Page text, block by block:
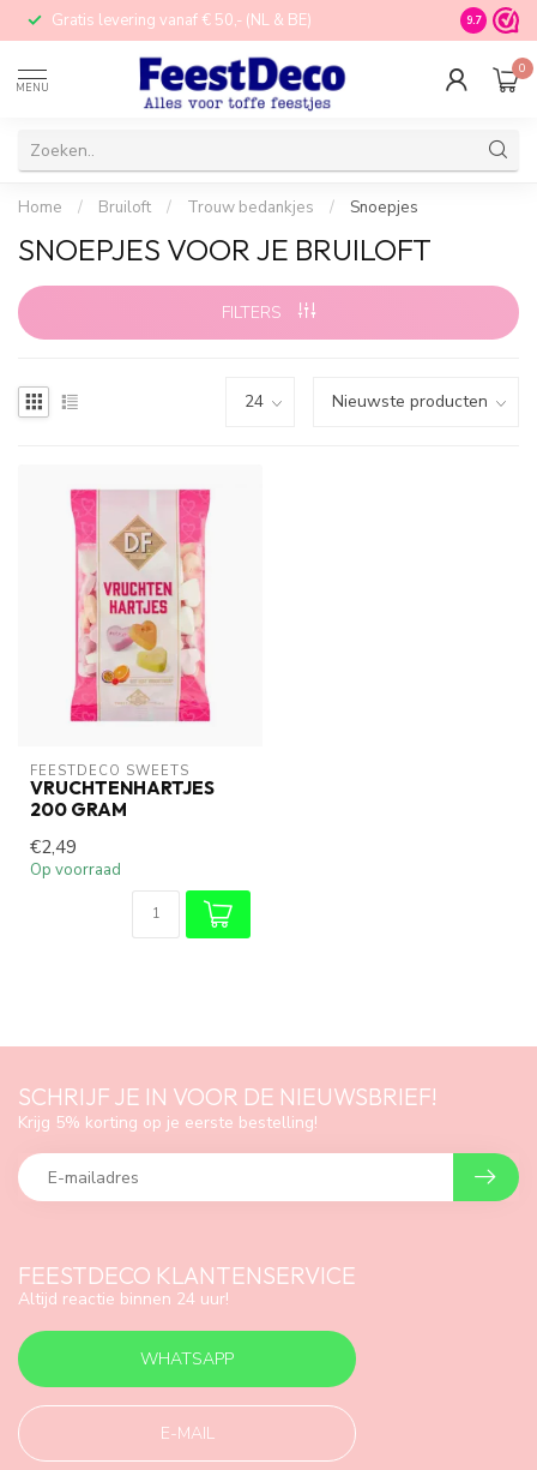
Gratis levering vanaf € 50,- (NL & BE) STORE in
9.7
MENU
0
Home / Bruiloft / Trouw bedankjes / Snoepjes
SNOEPJES VOOR JE BRUILOFT
FILTERS
FEESTDECO SWEETS
VRUCHTENHARTJES
200 GRAM
€2,49
Op voorraad
FEESTDECO KLANTENSERVICE
Altijd reactie binnen 24 uur!
WHATSAPP
E-MAIL
SCHRIJF JE IN VOOR DE NIEUWSBRIEF!
Krijg 5% korting op je eerste bestelling!